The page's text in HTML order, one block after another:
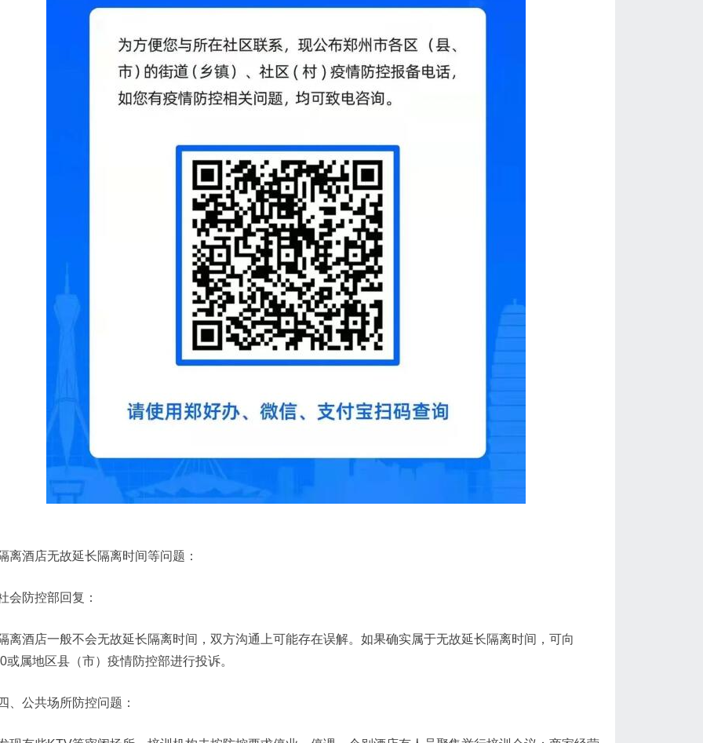
离酒店无故延长隔离时间等问题：
会防控部回复：
离酒店一般不会无故延长隔离时间，双方沟通上可能存在误解。如果确实属于无故延长隔离时间，可向
或属地区县（市）疫情防控部进行投诉。
、公共场所防控问题：